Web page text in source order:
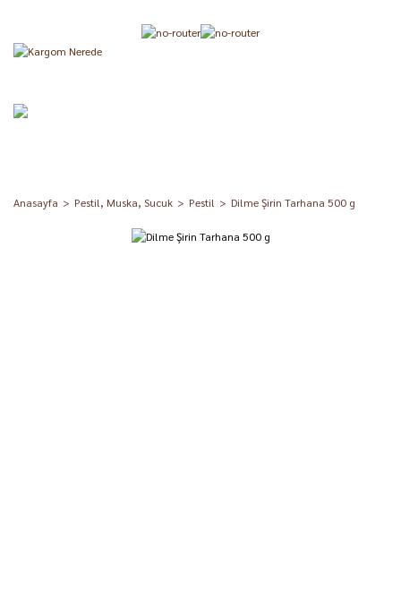
Anasayfa Pestil, Muska, Sucuk Pestil Dilme Şirin Tarhana 500 g